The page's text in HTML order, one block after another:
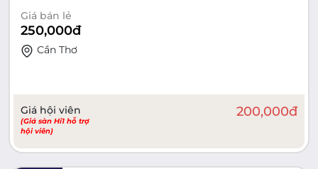
Giá bán lẻ
250,000đ
Cần Thơ
Giá hội viên
(Giá sàn Hi1 hỗ trợ
hội viên)
200,000đ